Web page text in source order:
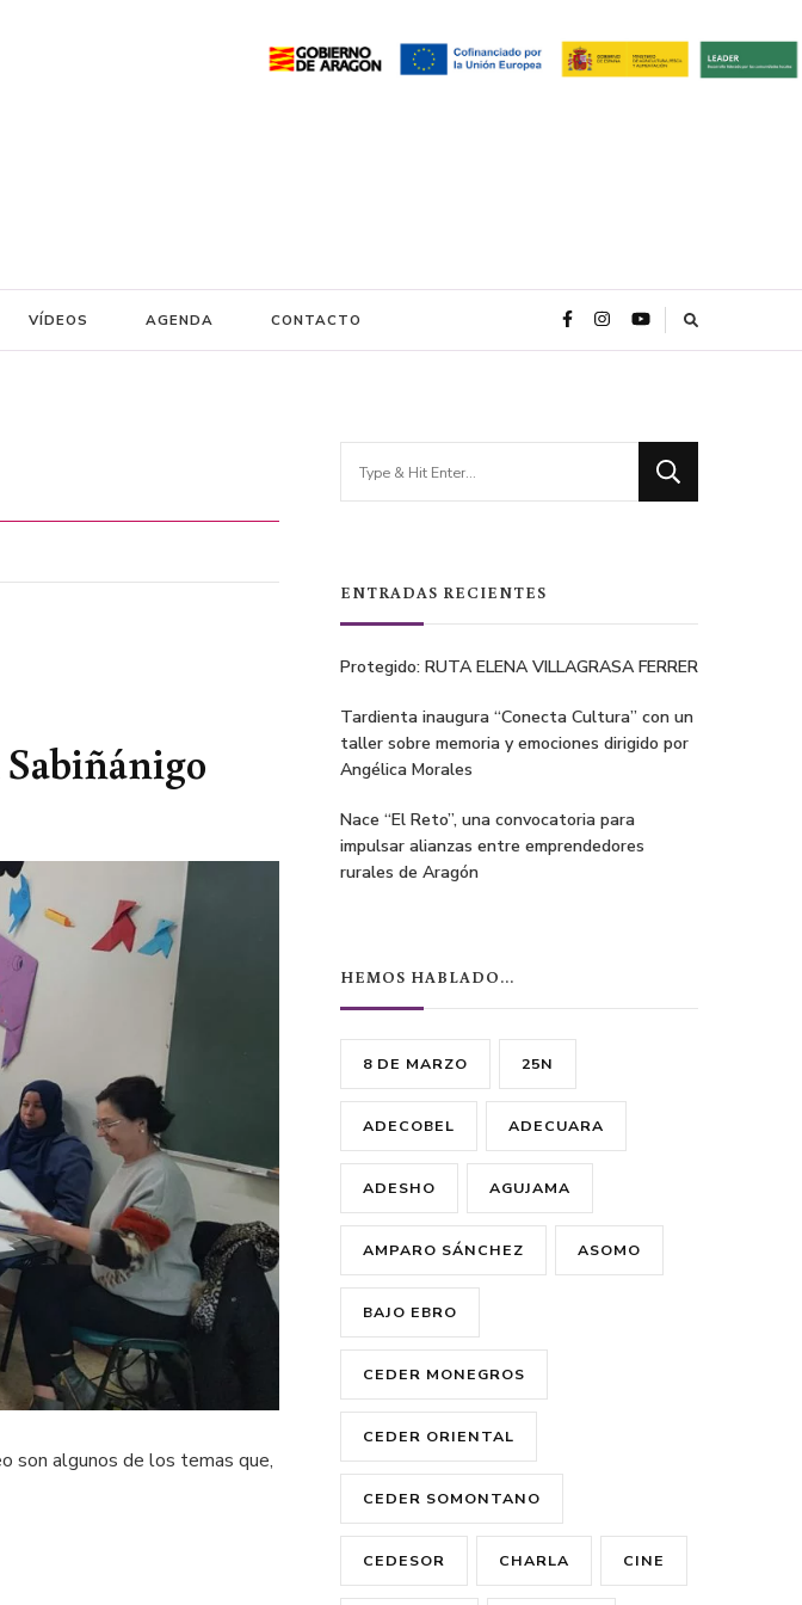
VÍDEOS AGENDA CONTACTO
son algunos de los temas que,
ENTRADAS RECIENTES
Protegido: RUTA ELENA VILLAGRASA FERRER
Tardienta inaugura “Conecta Cultura” con un
taller sobre memoria y emociones dirigido por
Angélica Morales
Nace “El Reto”, una convocatoria para
impulsar alianzas entre emprendedores
rurales de Aragón
HEMOS HABLADO…
8 DE MARZO 25N
ADECOBEL ADECUARA
ADESHO AGUJAMA
AMPARO SÁNCHEZ ASOMO
BAJO EBRO
CEDER MONEGROS
CEDER ORIENTAL
CEDER SOMONTANO
CEDESOR CHARLA CINE